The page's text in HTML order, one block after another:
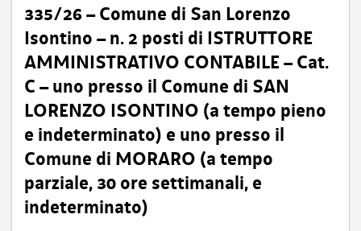
335/26 – Comune di San Lorenzo
Isontino – n. 2 posti di ISTRUTTORE
AMMINISTRATIVO CONTABILE – Cat.
C – uno presso il Comune di SAN
LORENZO ISONTINO (a tempo pieno
e indeterminato) e uno presso il
Comune di MORARO (a tempo
parziale, 30 ore settimanali, e
indeterminato)